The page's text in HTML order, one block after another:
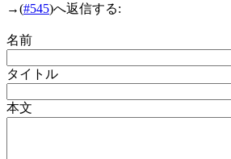
→(#545)へ返信する:
名前
タイトル
本文